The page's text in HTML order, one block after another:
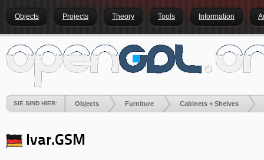
Objects Projects Theory Tools Information
SIE SIND HIER: Objects Furniture Cabinets + Shelves
Ivar.GSM